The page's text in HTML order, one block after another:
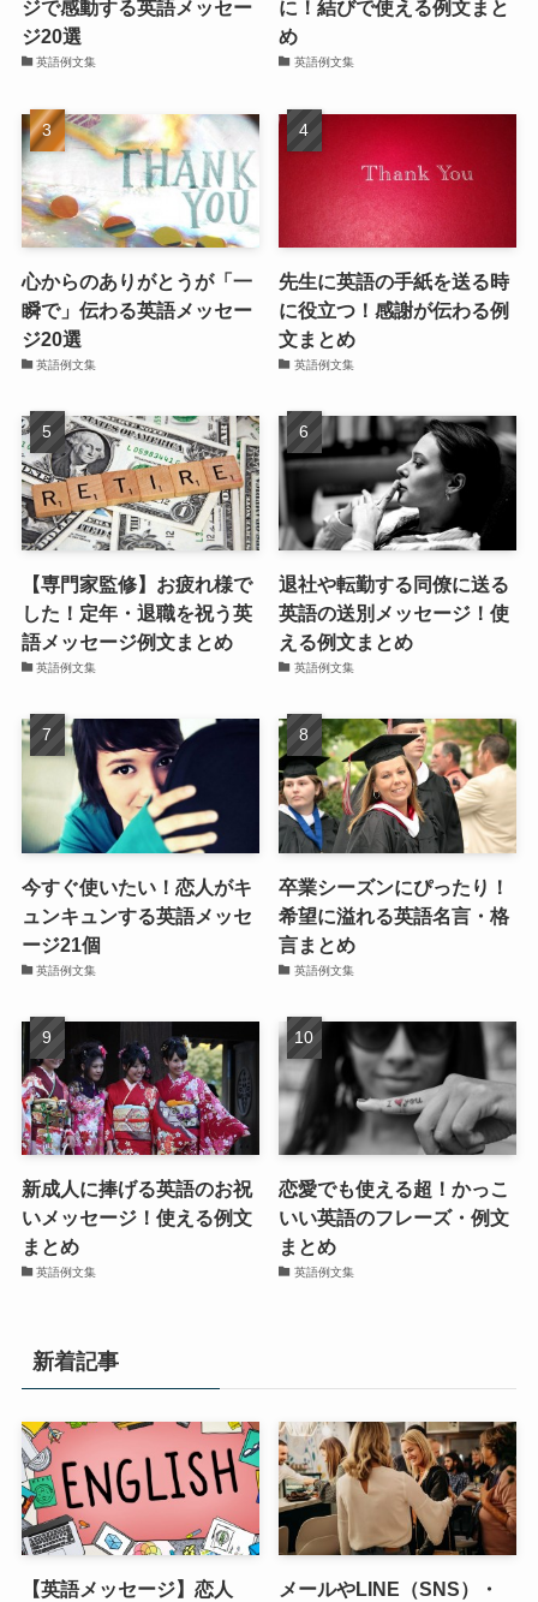
ジで感動する英語メッセー
ジ20選
英語例文集
に！結びで使える例文まと
め
英語例文集
心からのありがとうが「一
瞬で」伝わる英語メッセー
ジ20選
英語例文集
先生に英語の手紙を送る時
に役立つ！感謝が伝わる例
文まとめ
英語例文集
【専門家監修】お疲れ様で
した！定年・退職を祝う英
語メッセージ例文まとめ
英語例文集
退社や転勤する同僚に送る
英語の送別メッセージ！使
える例文まとめ
英語例文集
今すぐ使いたい！恋人がキ
ュンキュンする英語メッセ
ージ21個
英語例文集
卒業シーズンにぴったり！
希望に溢れる英語名言・格
言まとめ
英語例文集
新成人に捧げる英語のお祝
いメッセージ！使える例文
まとめ
英語例文集
恋愛でも使える超！かっこ
いい英語のフレーズ・例文
まとめ
英語例文集
新着記事
【英語メッセージ】恋人
メールやLINE（SNS）・